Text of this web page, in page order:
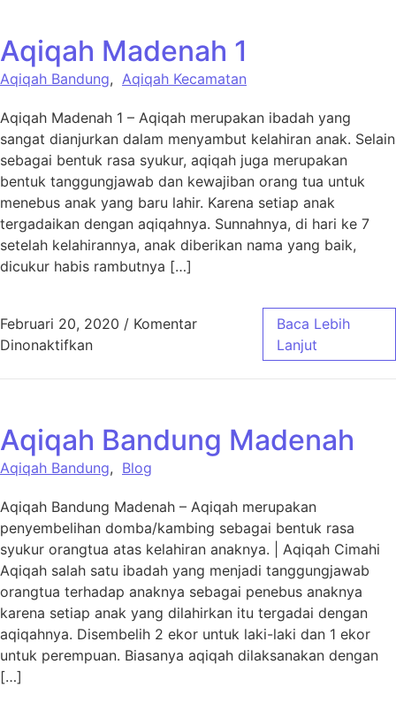
Aqiqah Madenah 1
Aqiqah Bandung, Aqiqah Kecamatan
Aqiqah Madenah 1 – Aqiqah merupakan ibadah yang
sangat dianjurkan dalam menyambut kelahiran anak. Selain
sebagai bentuk rasa syukur, aqiqah juga merupakan
bentuk tanggungjawab dan kewajiban orang tua untuk
menebus anak yang baru lahir. Karena setiap anak
tergadaikan dengan aqiqahnya. Sunnahnya, di hari ke 7
setelah kelahirannya, anak diberikan nama yang baik,
dicukur habis rambutnya […]
Februari 20, 2020 / Komentar
Dinonaktifkanpada Aqiqah Madenah 1
Baca Lebih
Lanjut
Aqiqah Bandung Madenah
Aqiqah Bandung, Blog
Aqiqah Bandung Madenah – Aqiqah merupakan
penyembelihan domba/kambing sebagai bentuk rasa
syukur orangtua atas kelahiran anaknya. | Aqiqah Cimahi
Aqiqah salah satu ibadah yang menjadi tanggungjawab
orangtua terhadap anaknya sebagai penebus anaknya
karena setiap anak yang dilahirkan itu tergadai dengan
aqiqahnya. Disembelih 2 ekor untuk laki-laki dan 1 ekor
untuk perempuan. Biasanya aqiqah dilaksanakan dengan
[…]